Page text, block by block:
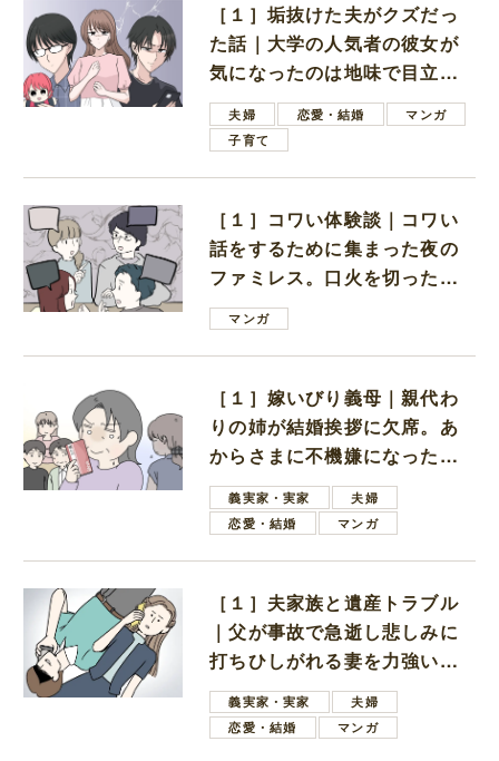
［１］垢抜けた夫がクズだっ
た話｜大学の人気者の彼女が
気になったのは地味で目立た
ない男子学生
夫婦 恋愛・結婚
マンガ
子育て
［１］コワい体験談｜コワい
話をするために集まった夜の
ファミレス。口火を切ったの
は電車好きの男の子ママ
マンガ
［１］嫁いびり義母｜親代わ
りの姉が結婚挨拶に欠席。あ
からさまに不機嫌になった義
母義実家・実家
夫婦
恋愛・結婚
マンガ
［１］夫家族と遺産トラブル
｜父が事故で急逝し悲しみに
打ちひしがれる妻を力強い言
葉で励ます夫
義実家・実家
夫婦
恋愛・結婚
マンガ